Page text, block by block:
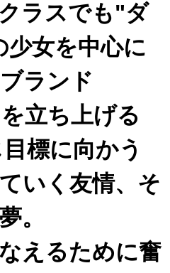
ラスでも"ダ
女を中心に
ランド
立ち上げる
標に向かう
いく友情、そ
。
えるために奮